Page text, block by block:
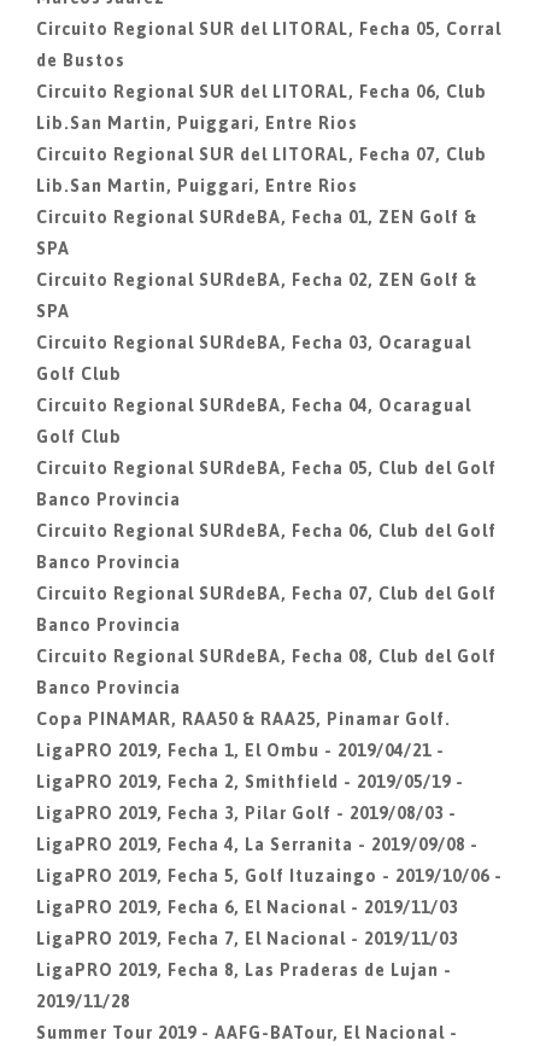
Circuito Regional SUR del LITORAL, Fecha 05, Corral
de Bustos
Circuito Regional SUR del LITORAL, Fecha 06, Club
Lib.San Martin, Puiggari, Entre Rios
Circuito Regional SUR del LITORAL, Fecha 07, Club
Lib.San Martin, Puiggari, Entre Rios
Circuito Regional SURdeBA, Fecha 01, ZEN Golf &
SPA
Circuito Regional SURdeBA, Fecha 02, ZEN Golf &
SPA
Circuito Regional SURdeBA, Fecha 03, Ocaragual
Golf Club
Circuito Regional SURdeBA, Fecha 04, Ocaragual
Golf Club
Circuito Regional SURdeBA, Fecha 05, Club del Golf
Banco Provincia
Circuito Regional SURdeBA, Fecha 06, Club del Golf
Banco Provincia
Circuito Regional SURdeBA, Fecha 07, Club del Golf
Banco Provincia
Circuito Regional SURdeBA, Fecha 08, Club del Golf
Banco Provincia
Copa PINAMAR, RAA50 & RAA25, Pinamar Golf.
LigaPRO 2019, Fecha 1, El Ombu - 2019/04/21 -
LigaPRO 2019, Fecha 2, Smithfield - 2019/05/19 -
LigaPRO 2019, Fecha 3, Pilar Golf - 2019/08/03 -
LigaPRO 2019, Fecha 4, La Serranita - 2019/09/08 -
LigaPRO 2019, Fecha 5, Golf Ituzaingo - 2019/10/06 -
LigaPRO 2019, Fecha 6, El Nacional - 2019/11/03
LigaPRO 2019, Fecha 7, El Nacional - 2019/11/03
LigaPRO 2019, Fecha 8, Las Praderas de Lujan -
2019/11/28
Summer Tour 2019 - AAFG-BATour, El Nacional -